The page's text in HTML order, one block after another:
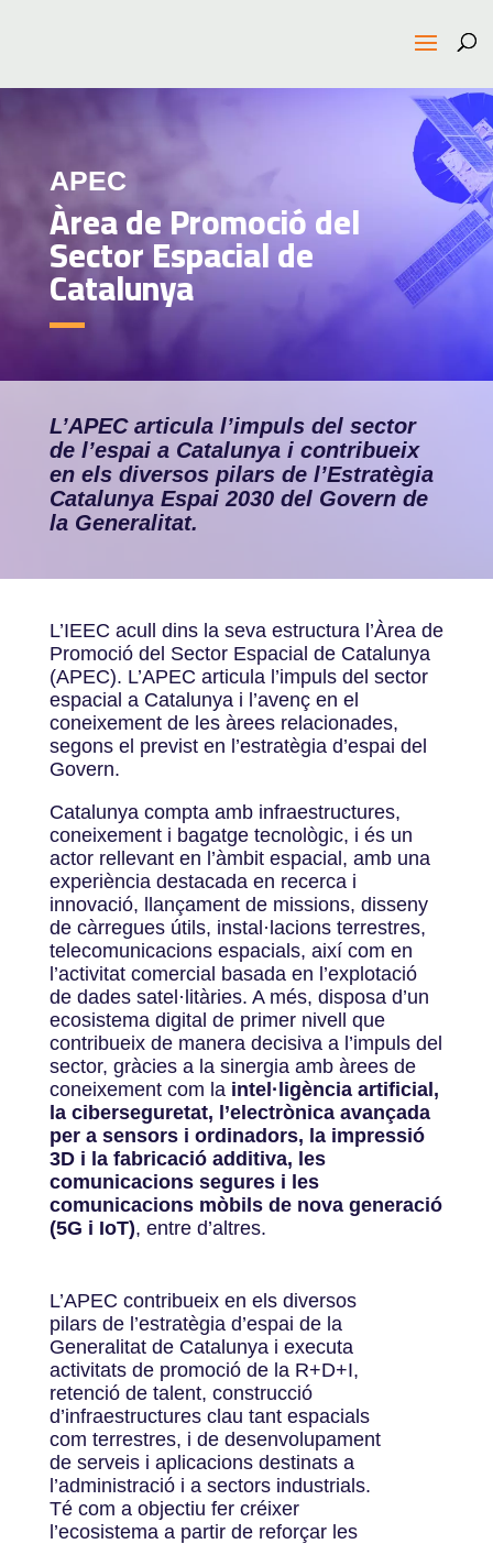
APEC
Àrea de Promoció del
Sector Espacial de
Catalunya
L’APEC articula l’impuls del sector
de l’espai a Catalunya i contribueix
en els diversos pilars de l’Estratègia
Catalunya Espai 2030 del Govern de
la Generalitat.
L’IEEC acull dins la seva estructura l’Àrea de
Promoció del Sector Espacial de Catalunya
(APEC). L’APEC articula l’impuls del sector
espacial a Catalunya i l’avenç en el
coneixement de les àrees relacionades,
segons el previst en l’estratègia d’espai del
Govern.
Catalunya compta amb infraestructures,
coneixement i bagatge tecnològic, i és un
actor rellevant en l’àmbit espacial, amb una
experiència destacada en recerca i
innovació, llançament de missions, disseny
de càrregues útils, instal·lacions terrestres,
telecomunicacions espacials, així com en
l’activitat comercial basada en l’explotació
de dades satel·litàries. A més, disposa d’un
ecosistema digital de primer nivell que
contribueix de manera decisiva a l’impuls del
sector, gràcies a la sinergia amb àrees de
coneixement com laintel·ligència artificial,
la ciberseguretat, l’electrònica avançada
per a sensors i ordinadors, la impressió
3D i la fabricació additiva, les
comunicacions segures i les
comunicacions mòbils de nova generació
(5G i IoT), entre d’altres.
L’APEC contribueix en els diversos
pilars de l’estratègia d’espai de la
Generalitat de Catalunya i executa
activitats de promoció de la R+D+I,
retenció de talent, construcció
d’infraestructures clau tant espacials
com terrestres, i de desenvolupament
de serveis i aplicacions destinats a
l’administració i a sectors industrials.
Té com a objectiu fer créixer
l’ecosistema a partir de reforçar les